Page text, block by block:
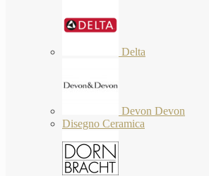
Delta
Devon Devon
Disegno Ceramica